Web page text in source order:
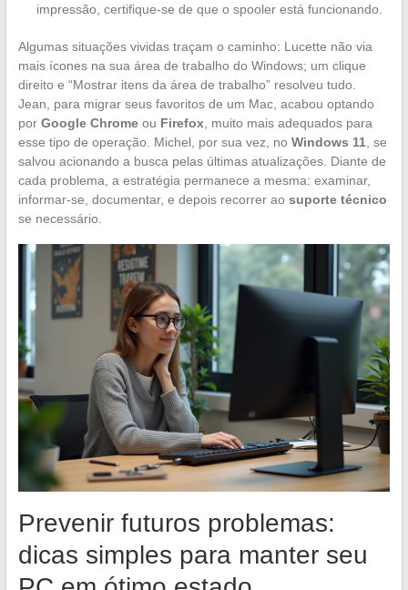
impressão, certifique-se de que o spooler está funcionando.
Algumas situações vividas traçam o caminho: Lucette não via
mais ícones na sua área de trabalho do Windows; um clique
direito e “Mostrar itens da área de trabalho” resolveu tudo.
Jean, para migrar seus favoritos de um Mac, acabou optando
por Google Chromeou Firefox, muito mais adequados para
esse tipo de operação. Michel, por sua vez, no Windows 11 , se
salvou acionando a busca pelas últimas atualizações. Diante de
cada problema, a estratégia permanece a mesma: examinar,
informar-se, documentar, e depois recorrer ao suporte técnico
se necessário.
Prevenir futuros problemas:
dicas simples para manter seu